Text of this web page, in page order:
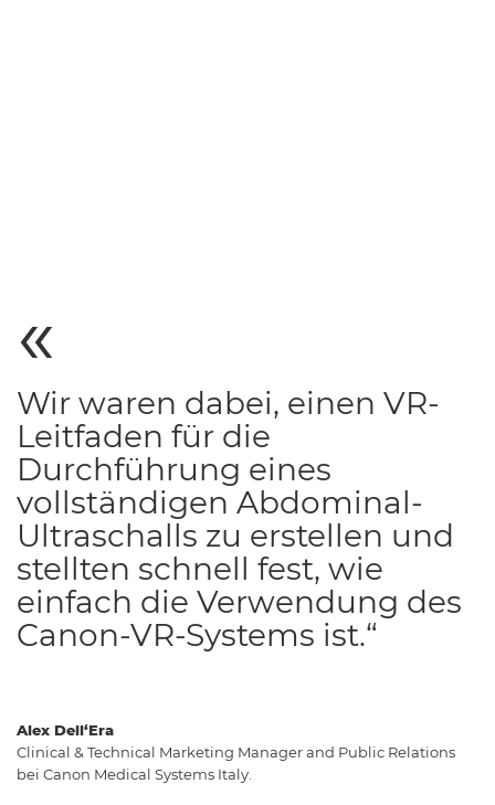
Alex Dell‘Era
Clinical & Technical Marketing Manager and Public Relations
bei Canon Medical Systems Italy.
Wir waren dabei, einen VR-
Leitfaden für die
Durchführung eines
vollständigen Abdominal-
Ultraschalls zu erstellen und
stellten schnell fest, wie
einfach die Verwendung des
Canon-VR-Systems ist.“